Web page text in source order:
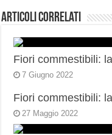
Articoli correlati
Fiori commestibili:
7 Giugno 2022
Fiori commestibili:
27 Maggio 2022